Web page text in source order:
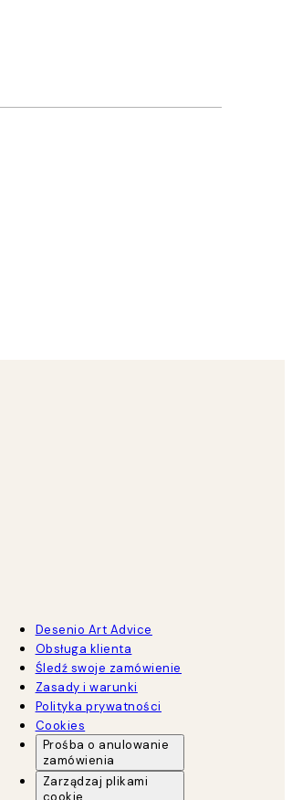
Desenio Art Advice
Obsługa klienta
Śledź swoje zamówienie
Zasady i warunki
Polityka prywatności
Cookies
Prośba o anulowanie
zamówienia
Zarządzaj plikami
cookie